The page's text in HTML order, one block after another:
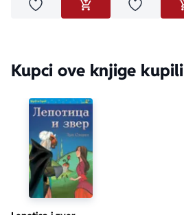
Dodaj u omiljeneDODAJ U KORPU
Dodaj u
Kupci ove knjige